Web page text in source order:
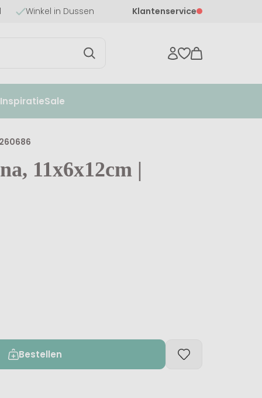
Winkel in Dussen Klantenservice
Sale
11x6x12cm |
Bestellen